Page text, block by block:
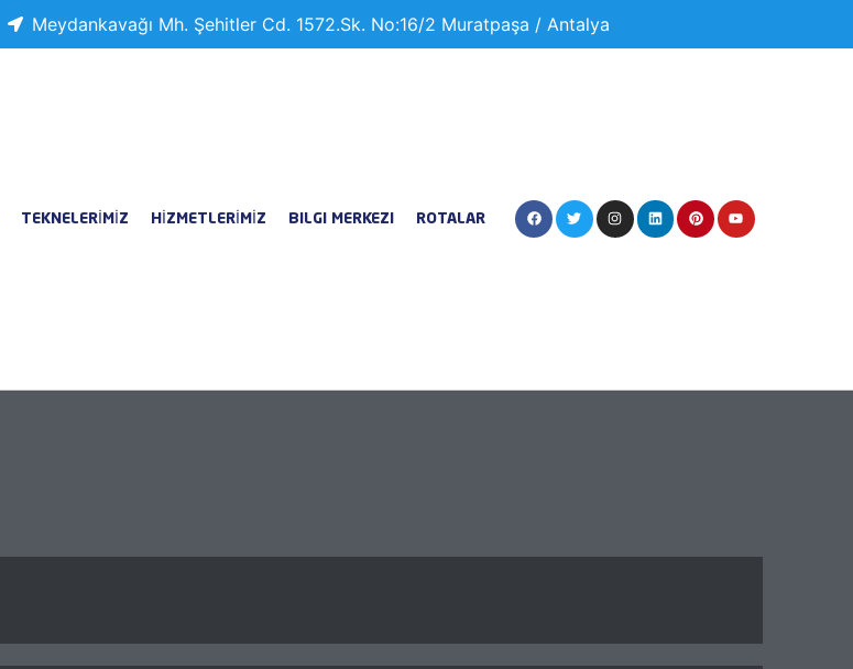
Meydankavağı Mh. Şehitler Cd. 1572.Sk. No:16/2 Muratpaşa / Antalya
TEKNELERİMİZ HİZMETLERİMİZ BILGI MERKEZI ROTALAR